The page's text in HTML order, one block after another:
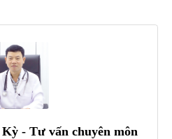
- Tư vấn chuyên môn